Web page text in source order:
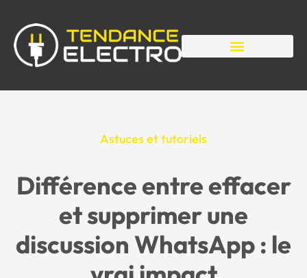
Astuces et tutoriels
Différence entre effacer
et supprimer une
discussion WhatsApp : le